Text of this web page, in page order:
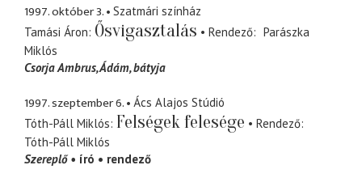
1997. október 3.
Szatmári színház
Tamási Áron Ősvigasztalás Rendező
Parászka
Miklós
Csorja Ambrus Ádám, bátyja
1997. szeptember 6.
Ács Alajos Stúdió
Tóth-Páll Miklós Felségek felesége
Rendező
Tóth-Páll Miklós
Szereplő
író rendező